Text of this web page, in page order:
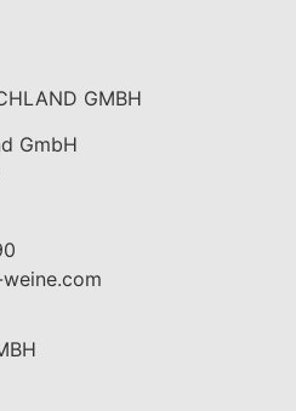
GMBH
GmbH